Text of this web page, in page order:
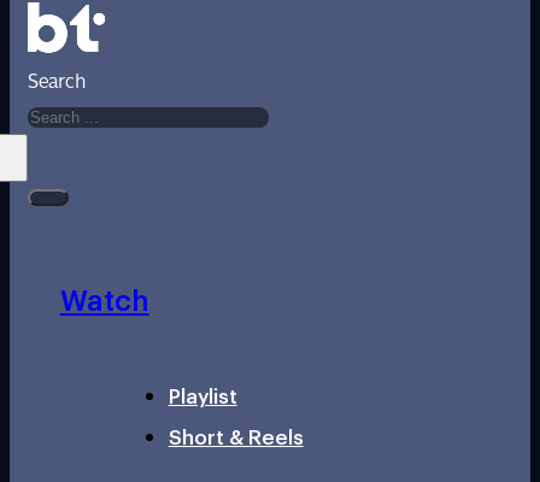
Search
Watch
Playlist
Short & Reels